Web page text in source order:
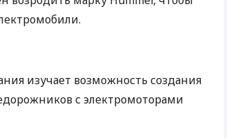
БАНКОВСКИМ КАРТАМ
изучает возможность создания
с электромоторами